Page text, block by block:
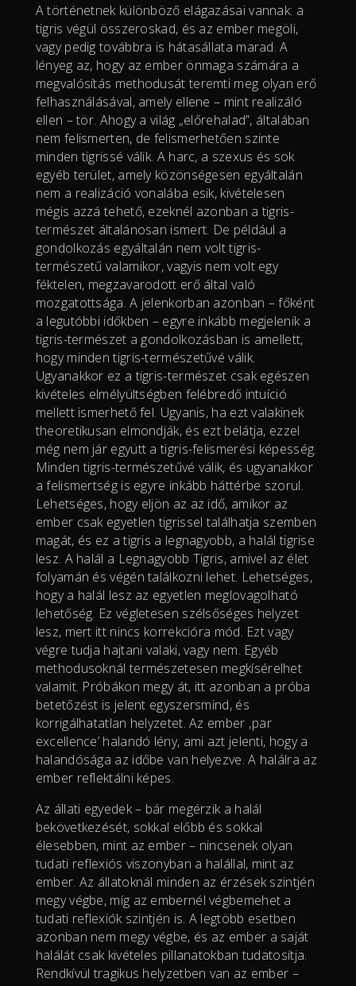
A történetnek különböző elágazásai vannak: a
tigris végül összeroskad, és az ember megöli,
vagy pedig továbbra is hátasállata marad. A
lényeg az, hogy az ember önmaga számára a
megvalósítás methodusát teremti meg olyan erő
felhasználásával, amely ellene – mint realizáló
ellen – tör. Ahogy a világ „előrehalad”, általában
nem felismerten, de felismerhetően szinte
minden tigrissé válik. A harc, a szexus és sok
egyéb terület, amely közönségesen egyáltalán
nem a realizáció vonalába esik, kivételesen
mégis azzá tehető, ezeknél azonban a tigris-
természet általánosan ismert. De például a
gondolkozás egyáltalán nem volt tigris-
természetű valamikor, vagyis nem volt egy
féktelen, megzavarodott erő által való
mozgatottsága. A jelenkorban azonban – főként
a legutóbbi időkben – egyre inkább megjelenik a
tigris-természet a gondolkozásban is amellett,
hogy minden tigris-természetűvé válik.
Ugyanakkor ez a tigris-természet csak egészen
kivételes elmélyültségben felébredő intuíció
mellett ismerhető fel. Ugyanis, ha ezt valakinek
theoretikusan elmondják, és ezt belátja, ezzel
még nem jár együtt a tigris-felismerési képesség.
Minden tigris-természetűvé válik, és ugyanakkor
a felismertség is egyre inkább háttérbe szorul.
Lehetséges, hogy eljön az az idő, amikor az
ember csak egyetlen tigrissel találhatja szemben
magát, és ez a tigris a legnagyobb, a halál tigrise
lesz. A halál a Legnagyobb Tigris, amivel az élet
folyamán és végén találkozni lehet. Lehetséges,
hogy a halál lesz az egyetlen meglovagolható
lehetőség. Ez végletesen szélsőséges helyzet
lesz, mert itt nincs korrekcióra mód. Ezt vagy
végre tudja hajtani valaki, vagy nem. Egyéb
methodusoknál természetesen megkísérelhet
valamit. Próbákon megy át, itt azonban a próba
betetőzést is jelent egyszersmind, és
korrigálhatatlan helyzetet. Az ember ‚par
excellence’ halandó lény, ami azt jelenti, hogy a
halandósága az időbe van helyezve. A halálra az
ember reflektálni képes.
Az állati egyedek – bár megérzik a halál
bekövetkezését, sokkal előbb és sokkal
élesebben, mint az ember – nincsenek olyan
tudati reflexiós viszonyban a halállal, mint az
ember. Az állatoknál minden az érzések szintjén
megy végbe, míg az embernél végbemehet a
tudati reflexiók szintjén is. A legtöbb esetben
azonban nem megy végbe, és az ember a saját
halálát csak kivételes pillanatokban tudatosítja.
Rendkívül tragikus helyzetben van az ember –